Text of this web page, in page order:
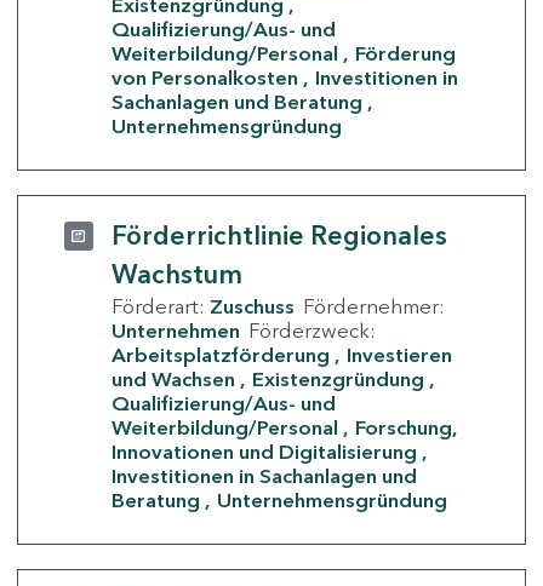
Existenzgründung
Qualifizierung/Aus- und
Weiterbildung/Personal
Förderung
von Personalkosten
Investitionen in
Sachanlagen und Beratung
Unternehmensgründung
Förderrichtlinie Regionales
Wachstum
Förderart: Zuschuss Fördernehmer:
Unternehmen Förderzweck:
Arbeitsplatzförderung
Investieren
und Wachsen
Existenzgründung
Qualifizierung/Aus- und
Weiterbildung/Personal
Forschung,
Innovationen und Digitalisierung
Investitionen in Sachanlagen und
Beratung
Unternehmensgründung